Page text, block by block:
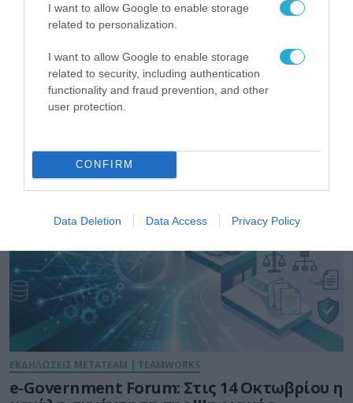
I want to allow Google to enable storage
related to personalization.
I want to allow Google to enable storage
related to security, including authentication
functionality and fraud prevention, and other
user protection.
CONFIRM
Data Deletion Data Access Privacy Policy
ΕΚΔΗΛΩΣΕΙΣ METATEAM | TEAMWORKS
e-Government Forum: Στις 14 Οκτωβρίου η